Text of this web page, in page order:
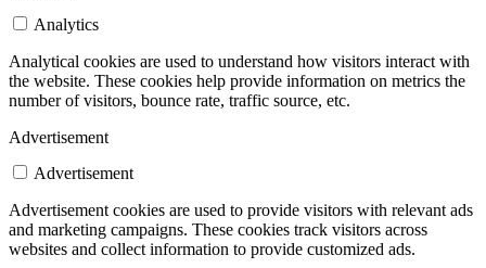
Analytics
Analytical cookies are used to understand how visitors interact with
the website. These cookies help provide information on metrics the
number of visitors, bounce rate, traffic source, etc.
Advertisement
Advertisement
Advertisement cookies are used to provide visitors with relevant ads
and marketing campaigns. These cookies track visitors across
websites and collect information to provide customized ads.